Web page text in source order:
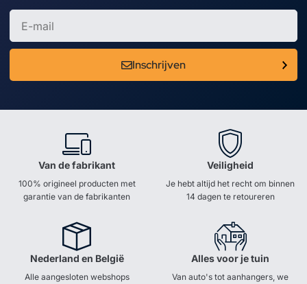
Inschrijven
Van de fabrikant
100% origineel producten met
garantie van de fabrikanten
Veiligheid
Je hebt altijd het recht om binnen
14 dagen te retoureren
Nederland en België
Alle aangesloten webshops
Alles voor je tuin
Van auto's tot aanhangers, we